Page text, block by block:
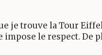
je trouve la Tour
impose le respect. De